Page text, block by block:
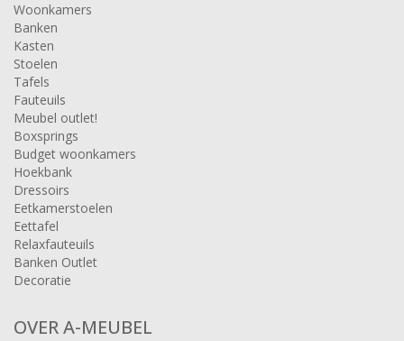
Woonkamers
Banken
Kasten
Stoelen
Tafels
Fauteuils
Meubel outlet!
Boxsprings
Budget woonkamers
Hoekbank
Dressoirs
Eetkamerstoelen
Eettafel
Relaxfauteuils
Banken Outlet
Decoratie
OVER A-MEUBEL